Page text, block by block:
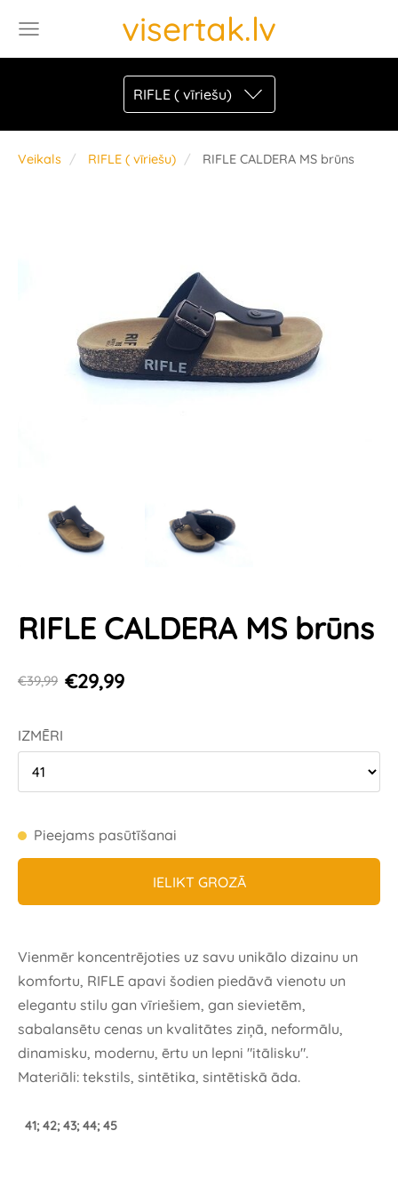
visertak.lv
RIFLE ( vīriešu)
Veikals RIFLE ( vīriešu) RIFLE CALDERA MS brūns
RIFLE CALDERA MS brūns
€39,99 €29,99
IZMĒRI
Pieejams pasūtīšanai
IELIKT GROZĀ
Vienmēr koncentrējoties uz savu unikālo dizainu un
komfortu, RIFLE apavi šodien piedāvā vienotu un
elegantu stilu gan vīriešiem, gan sievietēm,
sabalansētu cenas un kvalitātes ziņā, neformālu,
dinamisku, modernu, ērtu un lepni "itālisku".
Materiāli: tekstils, sintētika, sintētiskā āda.
41; 42; 43; 44; 45